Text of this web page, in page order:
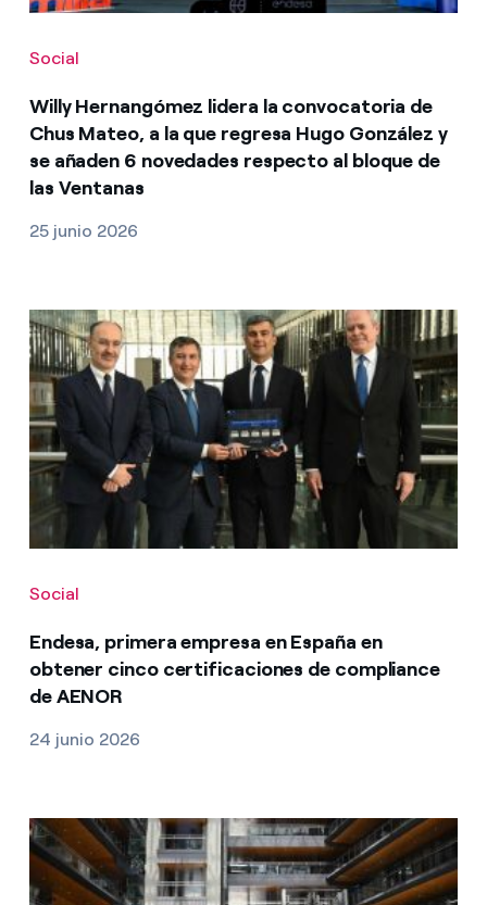
Social
Willy Hernangómez lidera la convocatoria de
Chus Mateo, a la que regresa Hugo González y
se añaden 6 novedades respecto al bloque de
las Ventanas
25 junio 2026
Social
Endesa, primera empresa en España en
obtener cinco certificaciones de compliance
de AENOR
24 junio 2026